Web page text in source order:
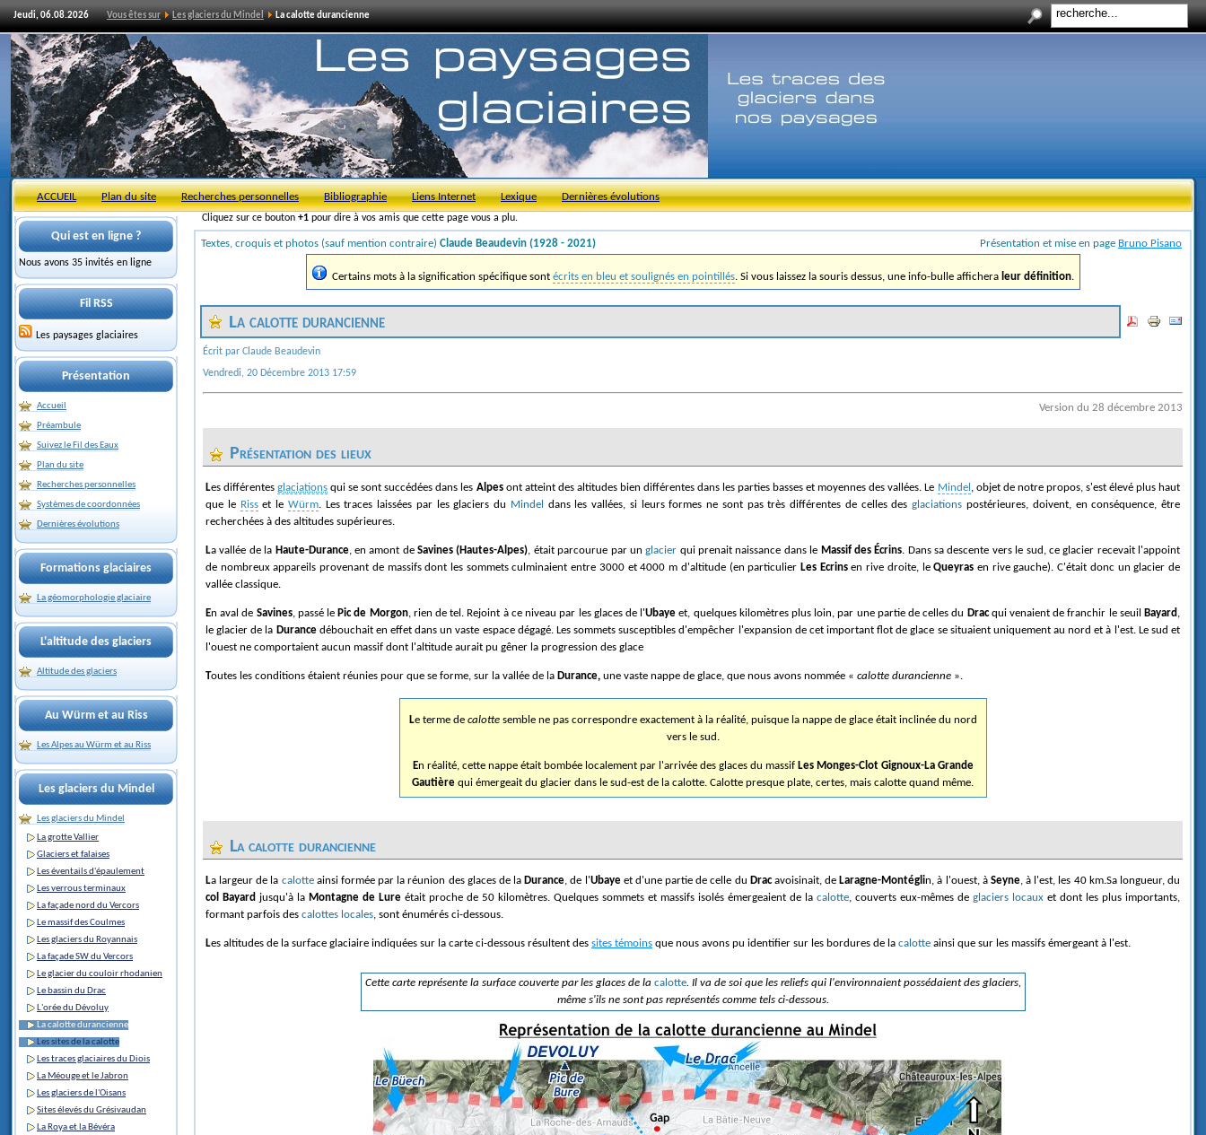
Jeudi, 06.08.2026 Vous êtes sur Les glaciers du Mindel La calotte durancienne
ACCUEIL Plan du site Recherches personnelles Bibliographie Liens Internet Lexique Dernières évolutions
Cliquez sur ce bouton +1 pour dire à vos amis que cette page vous a plu.
Qui est en ligne ?
Nous avons 35 invités en ligne
Fil RSS
Les paysages glaciaires
Présentation
Accueil
Préambule
Suivez le Fil des Eaux
Plan du site
Recherches personnelles
Systèmes de coordonnées
Dernières évolutions
Formations glaciaires
La géomorphologie glaciaire
L'altitude des glaciers
Altitude des glaciers
Au Würm et au Riss
Les Alpes au Würm et au Riss
Les glaciers du Mindel
Les glaciers du Mindel
La grotte Vallier
Glaciers et falaises
Les éventails d'épaulement
Les verrous terminaux
La façade nord du Vercors
Le massif des Coulmes
Les glaciers du Royannais
La façade SW du Vercors
Le glacier du couloir rhodanien
Le bassin du Drac
L'orée du Dévoluy
La calotte durancienne
Les sites de la calotte
Les traces glaciaires du Diois
La Méouge et le Jabron
Les glaciers de l'Oisans
Sites élevés du Grésivaudan
La Roya et la Bévéra
Textes, croquis et photos (sauf mention contraire) Claude Beaudevin (1928 - 2021) Présentation et mise en page Bruno Pisano
Certains mots à la signification spécifique sont écrits en bleu et soulignés en pointillés. Si vous laissez la souris dessus, une info-bulle affichera leur définition.
La calotte durancienne
Écrit par Claude Beaudevin
Vendredi, 20 Décembre 2013 17:59
Version du 28 décembre 2013
Présentation des lieux
Les différentesglaciations qui se sont succédées dans les Alpesont atteint des altitudes bien différentes dans les parties basses et moyennes des vallées. Le Mindel , objet de notre propos, s'est élevé plus haut
que le Risset le Würm. Les traces laissées par les glaciers du Mindel dans les vallées, si leurs formes ne sont pas très différentes de celles desglaciations postérieures, doivent, en conséquence, être
recherchées à des altitudes supérieures.
La vallée de la Haute-Durance, en amont de Savines (Hautes-Alpes), était parcourue par unglacier qui prenait naissance dans le Massif des Écrins. Dans sa descente vers le sud, ce glacier recevait l'appoint
de nombreux appareils provenant de massifs dont les sommets culminaient entre 3000 et 4000 m d'altitude (en particulier Les Ecrinsen rive droite, leQueyras en rive gauche). C'était donc un glacier de
vallée classique.
En aval de Savines, passé le Pic de Morgon, rien de tel. Rejoint à ce niveau par les glaces de l'Ubaye et, quelques kilomètres plus loin, par une partie de celles du Dracqui venaient de franchir le seuil Bayard ,
le glacier de la Durancedébouchait en effet dans un vaste espace dégagé. Les sommets susceptibles d'empêcher l'expansion de cet important flot de glace se situaient uniquement au nord et à l'est. Le sud et
l'ouest ne comportaient aucun massif dont l'altitude aurait pu gêner la progression des glace
Toutes les conditions étaient réunies pour que se forme, sur la vallée de la Durance, une vaste nappe de glace, que nous avons nommée « calotte durancienne ».
Le terme de calottesemble ne pas correspondre exactement à la réalité, puisque la nappe de glace était inclinée du nord
vers le sud.
En réalité, cette nappe était bombée localement par l'arrivée des glaces du massif Les Monges-Clot Gignoux-La Grande
Gautière qui émergeait du glacier dans le sud-est de la calotte. Calotte presque plate, certes, mais calotte quand même.
La calotte durancienne
La largeur de la calotteainsi formée par la réunion des glaces de la Durance, de l'Ubayeet d'une partie de celle du Dracavoisinait, de Laragne-Montéglin, à l'ouest, à Seyne, à l'est, les 40 km.Sa longueur, du
col Bayard jusqu'à la Montagne de Lure était proche de 50 kilomètres. Quelques sommets et massifs isolés émergeaient de la calotte, couverts eux-mêmes de glaciers locaux et dont les plus importants,
formant parfois des calottes locales, sont énumérés ci-dessous.
Les altitudes de la surface glaciaire indiquées sur la carte ci-dessous résultent des sites témoins que nous avons pu identifier sur les bordures de la calotte ainsi que sur les massifs émergeant à l'est.
Cette carte représente la surface couverte par les glaces de la calotte. Il va de soi que les reliefs qui l'environnaient possédaient des glaciers,
même s'ils ne sont pas représentés comme tels ci-dessous.